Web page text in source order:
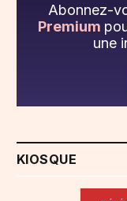
Abonnez-
Premium
une
KIOSQUE